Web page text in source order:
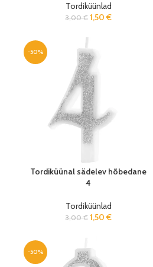
Tordiküünlad
3,00€ 1,50 €
-50%
Tordiküünal sädelev hõbedane
4
Tordiküünlad
3,00€ 1,50 €
-50%